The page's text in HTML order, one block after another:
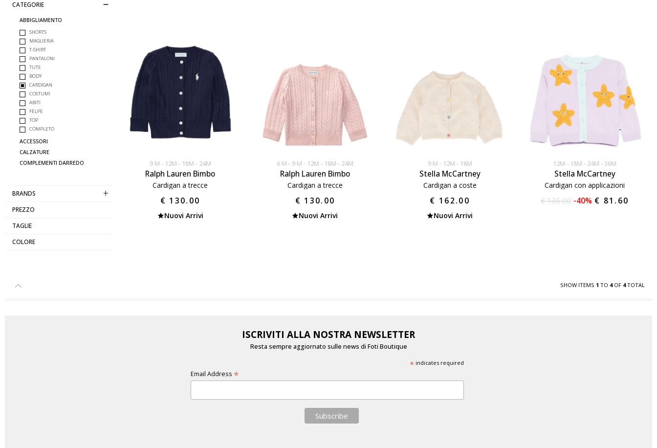
CATEGORIE
ABBIGLIAMENTO
SHORTS
MAGLIERIA
T-SHIRT
PANTALONI
TUTE
BODY
CARDIGAN
COSTUMI
ABITI
FELPE
TOP
COMPLETO
ACCESSORI
CALZATURE
COMPLEMENTI DARREDO
BRANDS
PREZZO
TAGLIE
COLORE
9 M 12M 18M 24M
Ralph Lauren Bimbo
Cardigan a trecce
€ 130.00
Nuovi Arrivi
6 M 9 M 12M 18M 24M
Ralph Lauren Bimbo
Cardigan a trecce
€ 130.00
Nuovi Arrivi
9 M 12M 18M
Stella McCartney
Cardigan a coste
€ 162.00
Nuovi Arrivi
12M 18M 24M 36M
Stella McCartney
Cardigan con applicazioni
€ 136.00 -40% € 81.60
SHOW ITEMS 1 TO 4OF 4TOTAL
ISCRIVITI ALLA NOSTRA NEWSLETTER
Resta sempre aggiornato sulle news di Foti Boutique
*indicates required
Email Address *